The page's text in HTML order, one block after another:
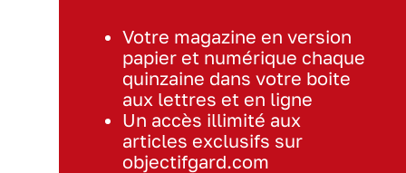
Votre magazine en version
papier et numérique chaque
quinzaine dans votre boite
aux lettres et en ligne
Un accès illimité aux
articles exclusifs sur
objectifgard.com